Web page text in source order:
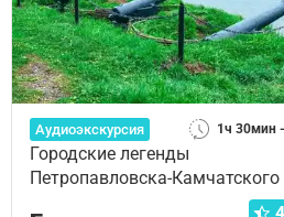
Аудиоэкскурсия 1ч 30мин
Городские легенды
Петропавловска-Камчатского